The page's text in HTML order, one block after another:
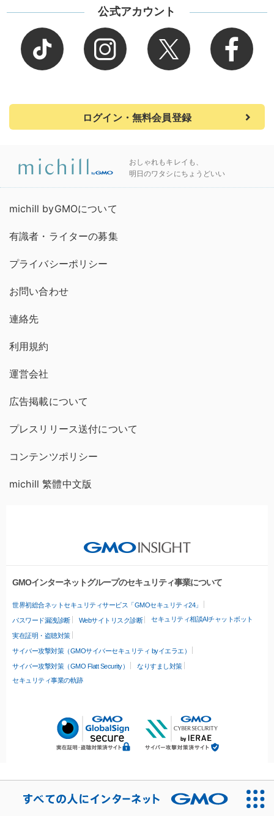
公式アカウント
ログイン・無料会員登録
おしゃれもキレイも、
明日のワタシにちょうどいい
michill byGMOについて
有識者・ライターの募集
プライバシーポリシー
お問い合わせ
連絡先
利用規約
運営会社
広告掲載について
プレスリリース送付について
コンテンツポリシー
michill 繁體中文版
GMOインターネットグループのセキュリティ事業について
世界初総合ネットセキュリティサービス「GMOセキュリティ24」
パスワード漏洩診断 Webサイトリスク診断 セキュリティ相談AIチャットボット
実在証明・盗聴対策
サイバー攻撃対策（GMOサイバーセキュリティ byイエラエ）
サイバー攻撃対策（GMO Flatt Security）
なりすまし対策
セキュリティ事業の軌跡